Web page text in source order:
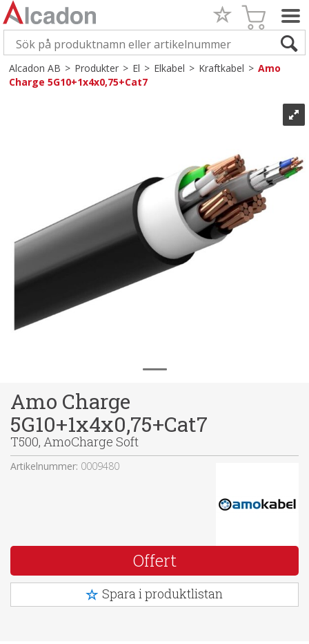
Alcadon AB>Produkter>El>Elkabel>Kraftkabel>Amo
Charge 5G10+1x4x0,75+Cat7
Amo Charge
5G10+1x4x0,75+Cat7
T500, AmoCharge Soft
Artikelnummer: 0009480
Offert
Spara i produktlistan